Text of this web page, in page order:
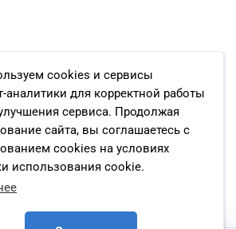
cookies и сервисы
аналитики для корректной работы
сервиса. Продолжая
сайта, вы соглашаетесь с
cookies на условиях
использования cookie.